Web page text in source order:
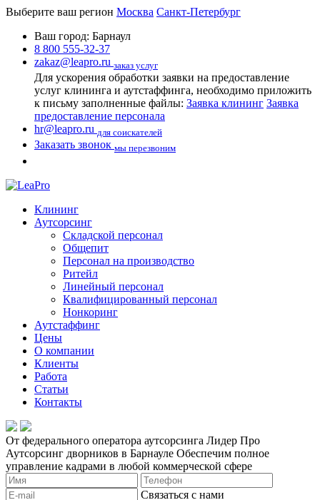
Выберите ваш регион Москва Санкт-Петербург
Ваш город: Барнаул
8 800 555-32-37
zakaz@leapro.ru заказ услуг
Для ускорения обработки заявки на предоставление
услуг клининга и аутстаффинга, необходимо приложить
к письму заполненные файлы: Заявка клининг Заявка
предоставление персонала
hr@leapro.ru для соискателей
Заказать звонок мы перезвоним
Клининг
Аутсорсинг
Складской персонал
Общепит
Персонал на производство
Ритейл
Линейный персонал
Квалифицированный персонал
Нонкоринг
Аутстаффинг
Цены
О компании
Клиенты
Работа
Статьи
Контакты
От федерального оператора аутсорсинга Лидер Про
Аутсорсинг дворников в Барнауле Обеспечим полное
управление кадрами в любой коммерческой сфере
Связаться с нами